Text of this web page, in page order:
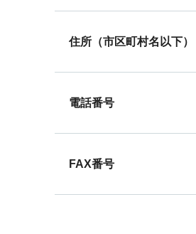
住所（市区町村名以下）
電話番号
FAX番号